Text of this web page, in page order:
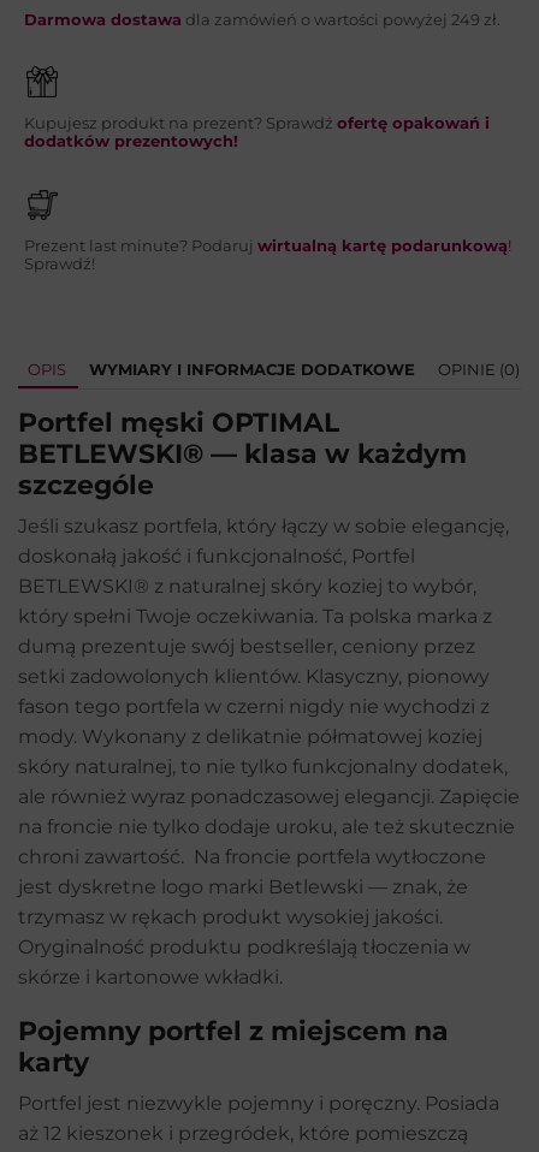
WYŚLIJ
Darmowa dostawa dla zamówień o wartości powyżej 249 zł.
Kupujesz produkt na prezent? Sprawdź ofertę opakowań i
dodatków prezentowych!
Prezent last minute? Podaruj wirtualną kartę podarunkową!
Sprawdź!
OPIS WYMIARY I INFORMACJE DODATKOWE OPINIE (0)
Portfel męski OPTIMAL
BETLEWSKI® — klasa w każdym
szczególe
Jeśli szukasz portfela, który łączy w sobie elegancję,
doskonałą jakość i funkcjonalność, Portfel
BETLEWSKI® z naturalnej skóry koziej to wybór,
który spełni Twoje oczekiwania. Ta polska marka z
dumą prezentuje swój bestseller, ceniony przez
setki zadowolonych klientów. Klasyczny, pionowy
fason tego portfela w czerni nigdy nie wychodzi z
mody. Wykonany z delikatnie półmatowej koziej
skóry naturalnej, to nie tylko funkcjonalny dodatek,
ale również wyraz ponadczasowej elegancji. Zapięcie
na froncie nie tylko dodaje uroku, ale też skutecznie
chroni zawartość. Na froncie portfela wytłoczone
jest dyskretne logo marki Betlewski — znak, że
trzymasz w rękach produkt wysokiej jakości.
Oryginalność produktu podkreślają tłoczenia w
skórze i kartonowe wkładki.
Pojemny portfel z miejscem na
karty
Portfel jest niezwykle pojemny i poręczny. Posiada
aż 12 kieszonek i przegródek, które pomieszczą